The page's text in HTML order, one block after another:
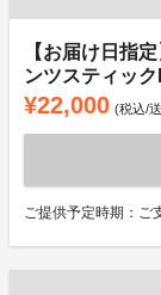
【お届け日指
ンツスティック
¥22,000 (税込/
ご提供予定時期：ご